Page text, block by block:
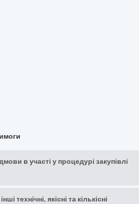
в участі у процедурі закупівлі
технічні, якісні та кількісні